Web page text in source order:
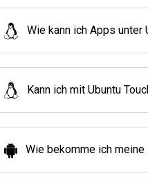
Wie kann ich Apps unter
Kann ich mit Ubuntu
Wie bekomme ich